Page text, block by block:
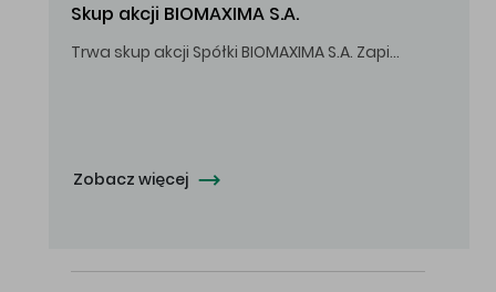
Skup akcji BIOMAXIMA S.A.
Trwa skup akcji Spółki BIOMAXIMA S.A. Zapisy do 4 sierpnia 2026 r. do godz. 16.00.
Zobacz więcej